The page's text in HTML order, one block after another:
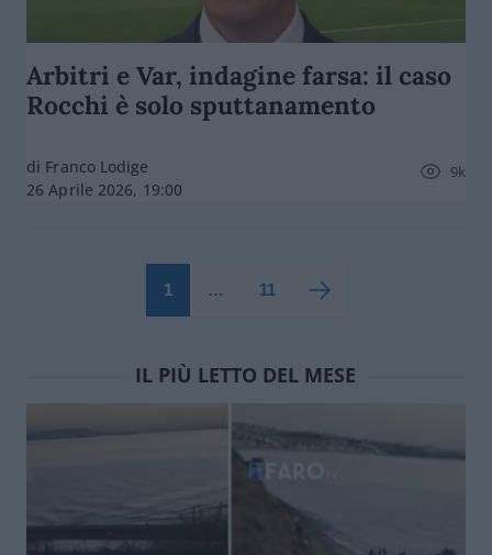
Arbitri e Var, indagine farsa: il caso
Rocchi è solo sputtanamento
di Franco Lodige
26 Aprile 2026, 19:00
9k
1 … 11
IL PIÙ LETTO DEL MESE